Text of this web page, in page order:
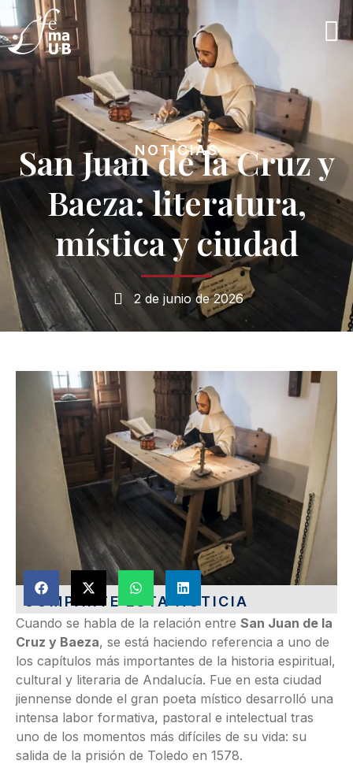
NOTICIAS
San Juan de la Cruz y
Baeza: literatura,
mística y ciudad
2 de junio de 2026
COMPARTE ESTA NOTICIA
Cuando se habla de la relación entre San Juan de la
Cruz y Baeza, se está haciendo referencia a uno de
los capítulos más importantes de la historia espiritual,
cultural y literaria de Andalucía. Fue en esta ciudad
jiennense donde el gran poeta místico desarrolló una
intensa labor formativa, pastoral e intelectual tras
uno de los momentos más difíciles de su vida: su
salida de la prisión de Toledo en 1578.